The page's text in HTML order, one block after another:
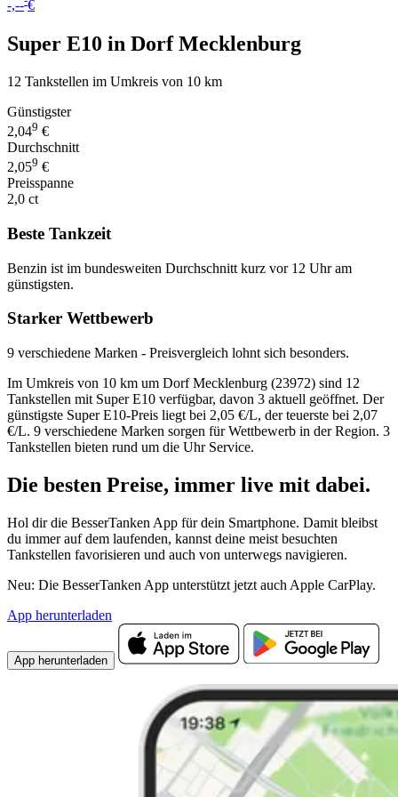
-,-- €
Super E10 in Dorf Mecklenburg
12 Tankstellen im Umkreis von 10 km
Günstigster
2,049 €
Durchschnitt
2,059 €
Preisspanne
2,0 ct
Beste Tankzeit
Benzin ist im bundesweiten Durchschnitt kurz vor 12 Uhr am
günstigsten.
Starker Wettbewerb
9 verschiedene Marken - Preisvergleich lohnt sich besonders.
Im Umkreis von 10 km um Dorf Mecklenburg (23972) sind 12
Tankstellen mit Super E10 verfügbar, davon 3 aktuell geöffnet. Der
günstigste Super E10-Preis liegt bei 2,05 €/L, der teuerste bei 2,07
€/L. 9 verschiedene Marken sorgen für Wettbewerb in der Region. 3
Tankstellen bieten rund um die Uhr Service.
Die besten Preise, immer live mit dabei.
Hol dir die BesserTanken App für dein Smartphone. Damit bleibst
du immer auf dem laufenden, kannst deine meist besuchten
Tankstellen favorisieren und auch von unterwegs navigieren.
Neu: Die BesserTanken App unterstützt jetzt auch Apple CarPlay.
App herunterladen
App herunterladen